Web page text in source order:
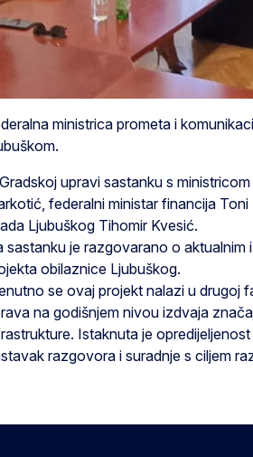
ministrica prometa i
upravi sastanku s
federalni ministar financija
Ljubuškog Tihomir Kvesić.
sastanku je razgovarano o aktualnim
obilaznice Ljubuškog.
se ovaj projekt nalazi u drugoj
na godišnjem nivou izdvaja
Istaknuta je
razgovora i suradnje s ciljem